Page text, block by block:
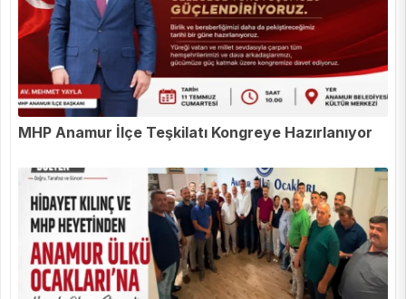
MHP Anamur İlçe Teşkilatı Kongreye Hazırlanıyor